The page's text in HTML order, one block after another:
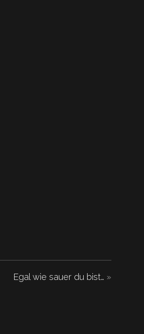
Egal wie sauer du bist… »